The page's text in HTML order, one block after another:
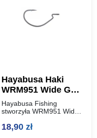
Hayabusa Haki
WRM951 Wide Gap
Offset Hook #1/0
Hayabusa Fishing
stworzyła WRM951 Wide
dwadzieścia lat temu. W
18,90 zł